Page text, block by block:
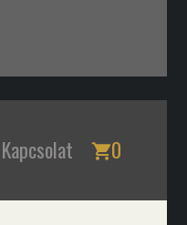
Kapcsolat 0